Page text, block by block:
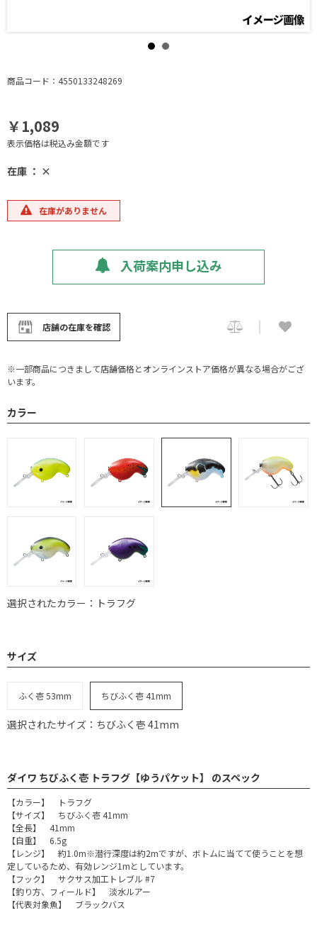
商品コード：4550133248269
￥1,089
表示価格は税込み金額です
在庫 ： ×
在庫がありません
入荷案内申し込み
店舗の在庫を確認
※一部商品につきまして店舗価格とオンラインストア価格が異なる場合がござ
います。
カラー
選択されたカラー：トラフグ
サイズ
ふく壱 53mm ちびふく壱 41mm
選択されたサイズ：ちびふく壱 41mm
ダイワ ちびふく壱 トラフグ【ゆうパケット】 のスペック
【カラー】 トラフグ
【サイズ】 ちびふく壱 41mm
【全長】 41mm
【自重】 6.5g
【レンジ】 約1.0m※潜行深度は約2mですが、ボトムに当てて使うことを想
定しているため、有効レンジ1mとしています。
【フック】 サクサス加工トレブル #7
【釣り方、フィールド】 淡水ルアー
【代表対象魚】 ブラックバス